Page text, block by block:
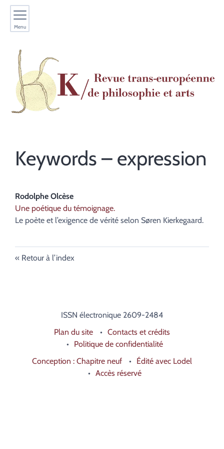
Menu
Keywords – expression
Rodolphe Olcèse
Une poétique du témoignage.
Le poète et l’exigence de vérité selon Søren Kierkegaard.
Retour à l’index
ISSN électronique 2609-2484
Plan du site
Contacts et crédits
Politique de confidentialité
Conception : Chapitre neuf
Édité avec Lodel
Accès réservé